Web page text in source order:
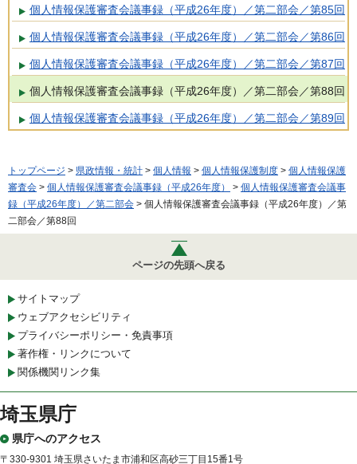
個人情報保護審査会議事録（平成26年度）／第二部会／第85回
個人情報保護審査会議事録（平成26年度）／第二部会／第86回
個人情報保護審査会議事録（平成26年度）／第二部会／第87回
個人情報保護審査会議事録（平成26年度）／第二部会／第88回
個人情報保護審査会議事録（平成26年度）／第二部会／第89回
トップページ > 県政情報・統計 > 個人情報 > 個人情報保護制度 > 個人情報保護
審査会 > 個人情報保護審査会議事録（平成26年度） > 個人情報保護審査会議事
録（平成26年度）／第二部会 > 個人情報保護審査会議事録（平成26年度）／第
二部会／第88回
ページの先頭へ戻る
サイトマップ
ウェブアクセシビリティ
プライバシーポリシー・免責事項
著作権・リンクについて
関係機関リンク集
埼玉県庁
県庁へのアクセス
〒330-9301 埼玉県さいたま市浦和区高砂三丁目15番1号